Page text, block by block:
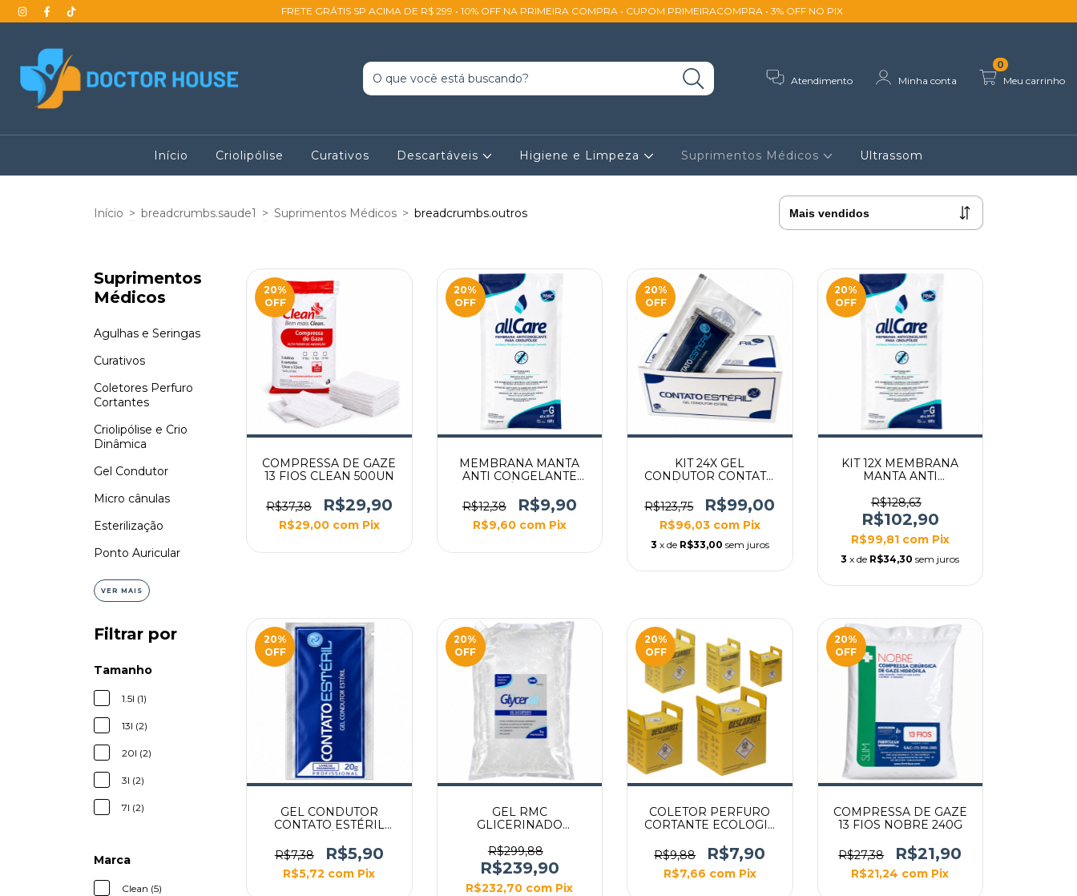
FRETE GRÁTIS SP ACIMA DE R$ 299 • 10% OFF NA PRIMEIRA COMPRA • CUPOM PRIMEIRACOMPRA • 3% OFF NO PIX
Atendimento Minha conta Meu carrinho
0
Início Criolipólise Curativos Descartáveis Higiene e Limpeza Suprimentos Médicos Ultrassom
Início > breadcrumbs.saude1 > Suprimentos Médicos > breadcrumbs.outros
Suprimentos
Médicos
Agulhas e Seringas
Curativos
Coletores Perfuro
Cortantes
Criolipólise e Crio
Dinâmica
Gel Condutor
Micro cânulas
Esterilização
Ponto Auricular
VER MAIS
Filtrar por
Tamanho
1.5l (1)
13l (2)
20l (2)
3l (2)
7l (2)
Marca
Clean (5)
20%
OFF
COMPRESSA DE GAZE
13 FIOS CLEAN 500UN
R$37,38 R$29,90
R$29,00 com Pix
20%
OFF
MEMBRANA MANTA
ANTI CONGELANTE
TAMANHO G
R$12,38 R$9,90
R$9,60 com Pix
20%
OFF
KIT 24X GEL
CONDUTOR CONTATO
R$123,75
R$99,00
R$96,03 com Pix
3 x de R$33,00 sem juros
20%
OFF
KIT 12X MEMBRANA
MANTA ANTI
CRIOLIPÓLISE 40X30
TAMANHO G
R$128,63
R$102,90
R$99,81 com Pix
3 x de R$34,30 sem juros
20%
OFF
GEL CONDUTOR
CONTATO ESTÉRIL
R$7,38
R$5,90
R$5,72 com Pix
20%
OFF
GEL RMC
GLICERINADO
R$299,88
R$239,90
R$232,70 com Pix
20%
OFF
COLETOR PERFURO
CORTANTE ECOLOGIC
R$9,88
R$7,90
R$7,66 com Pix
20%
OFF
COMPRESSA DE GAZE
13 FIOS NOBRE 240G
R$27,38 R$21,90
R$21,24 com Pix